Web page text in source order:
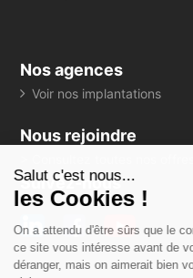
Nos agences
Voir nos implantations
Nous rejoindre
Suivez-nous
Salut c'est nous...
les Cookies !
On a attendu d'être sûrs que le
ce site vous intéresse avant de
déranger, mais on aimerait bien